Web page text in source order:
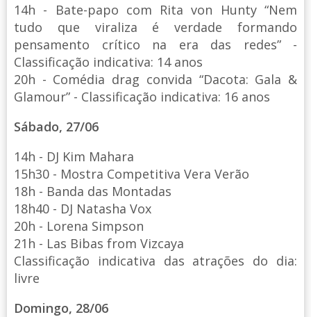
14h - Bate-papo com Rita von Hunty “Nem
tudo que viraliza é verdade formando
pensamento crítico na era das redes” -
Classificação indicativa: 14 anos
20h - Comédia drag convida “Dacota: Gala &
Glamour” - Classificação indicativa: 16 anos
Sábado, 27/06
14h - DJ Kim Mahara
15h30 - Mostra Competitiva Vera Verão
18h - Banda das Montadas
18h40 - DJ Natasha Vox
20h - Lorena Simpson
21h - Las Bibas from Vizcaya
Classificação indicativa das atrações do dia:
livre
Domingo, 28/06